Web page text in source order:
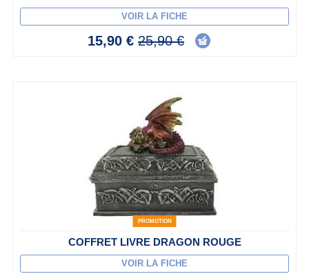
VOIR LA FICHE
15,90 € 25,90 €
PROMOTION
COFFRET LIVRE DRAGON ROUGE
VOIR LA FICHE